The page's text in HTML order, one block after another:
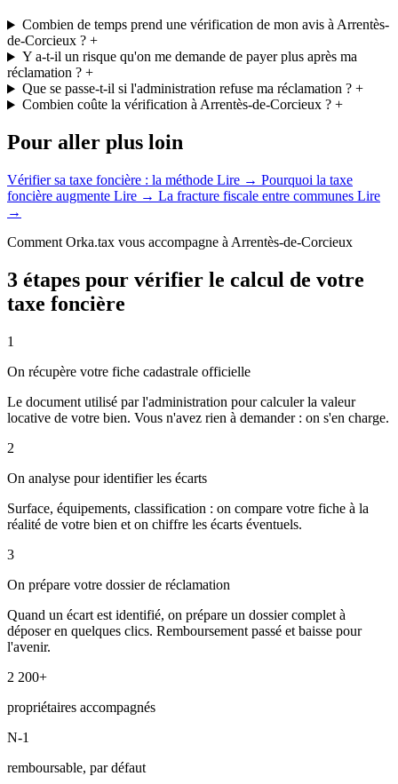
Combien de temps prend une vérification de mon avis à Arrentès-
de-Corcieux ? +
Y a-t-il un risque qu'on me demande de payer plus après ma
réclamation ? +
Que se passe-t-il si l'administration refuse ma réclamation ?+
Combien coûte la vérification à Arrentès-de-Corcieux ?+
Pour aller plus loin
Vérifier sa taxe foncière : la méthode Lire → Pourquoi la taxe
foncière augmente Lire → La fracture fiscale entre communes Lire
→
Comment Orka.tax vous accompagne à Arrentès-de-Corcieux
3 étapes pour vérifier le calcul de votre
taxe foncière
1
On récupère votre fiche cadastrale officielle
Le document utilisé par l'administration pour calculer la valeur
locative de votre bien. Vous n'avez rien à demander : on s'en charge.
2
On analyse pour identifier les écarts
Surface, équipements, classification : on compare votre fiche à la
réalité de votre bien et on chiffre les écarts éventuels.
3
On prépare votre dossier de réclamation
Quand un écart est identifié, on prépare un dossier complet à
déposer en quelques clics. Remboursement passé et baisse pour
l'avenir.
2 200+
propriétaires accompagnés
N-1
remboursable, par défaut